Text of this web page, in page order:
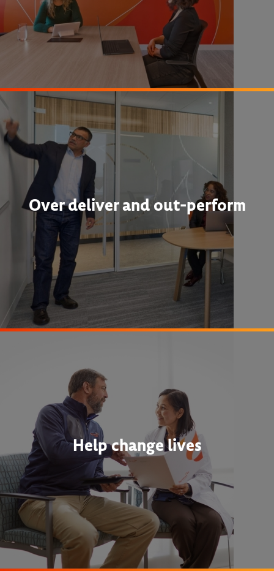
Over deliver and out-perform
Help change lives